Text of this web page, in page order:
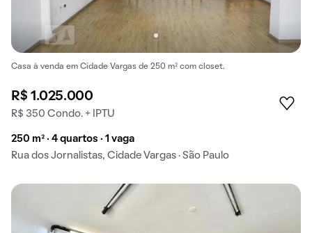
Casa à venda em Cidade Vargas de 250 m² com closet.
R$ 1.025.000
R$ 350 Condo. + IPTU
250 m² · 4 quartos · 1 vaga
Rua dos Jornalistas, Cidade Vargas · São Paulo